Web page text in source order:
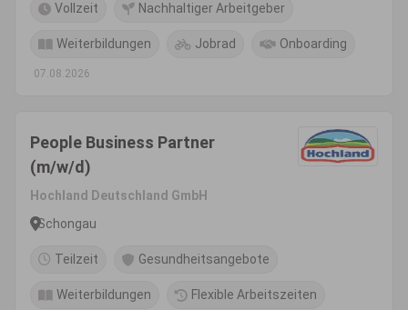
Vollzeit Nachhaltiger Arbeitgeber
Weiterbildungen Jobrad Onboarding
07.08.2026
People Business Partner
(m/w/d)
Hochland Deutschland GmbH
Schongau
Teilzeit Gesundheitsangebote
Weiterbildungen Flexible Arbeitszeiten